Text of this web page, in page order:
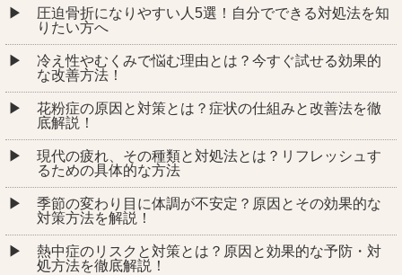
圧迫骨折になりやすい人5選！自分でできる対処法を知
りたい方へ
冷え性やむくみで悩む理由とは？今すぐ試せる効果的
な改善方法！
花粉症の原因と対策とは？症状の仕組みと改善法を徹
底解説！
現代の疲れ、その種類と対処法とは？リフレッシュす
るための具体的な方法
季節の変わり目に体調が不安定？原因とその効果的な
対策方法を解説！
熱中症のリスクと対策とは？原因と効果的な予防・対
処方法を徹底解説！